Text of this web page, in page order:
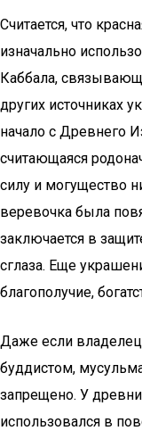
Считается, что
изначально
Каббала,
других источниках
начало с Древнего
считающаяся
силу и могущество
веревочка была
заключается в
сглаза. Еще
благополучие,
Даже если
буддистом,
запрещено. У
использовался в